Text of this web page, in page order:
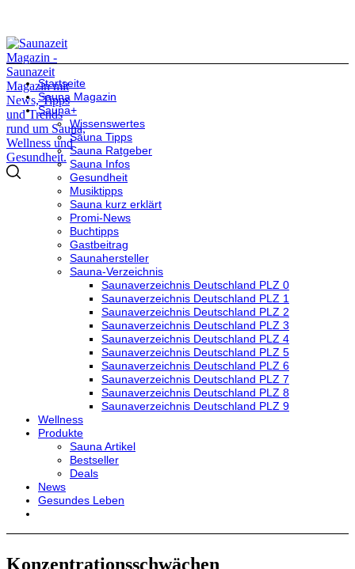
Startseite
Sauna Magazin
Sauna+
Wissenswertes
Sauna Tipps
Sauna Ratgeber
Sauna Infos
Gesundheit
Musiktipps
Sauna kurz erklärt
Promi-News
Buchtipps
Gastbeitrag
Saunahersteller
Sauna-Verzeichnis
Saunaverzeichnis Deutschland PLZ 0
Saunaverzeichnis Deutschland PLZ 1
Saunaverzeichnis Deutschland PLZ 2
Saunaverzeichnis Deutschland PLZ 3
Saunaverzeichnis Deutschland PLZ 4
Saunaverzeichnis Deutschland PLZ 5
Saunaverzeichnis Deutschland PLZ 6
Saunaverzeichnis Deutschland PLZ 7
Saunaverzeichnis Deutschland PLZ 8
Saunaverzeichnis Deutschland PLZ 9
Wellness
Produkte
Sauna Artikel
Bestseller
Deals
News
Gesundes Leben
Konzentrationsschwächen